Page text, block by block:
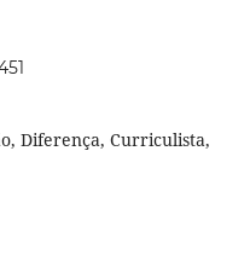
Diferença, Curriculista,